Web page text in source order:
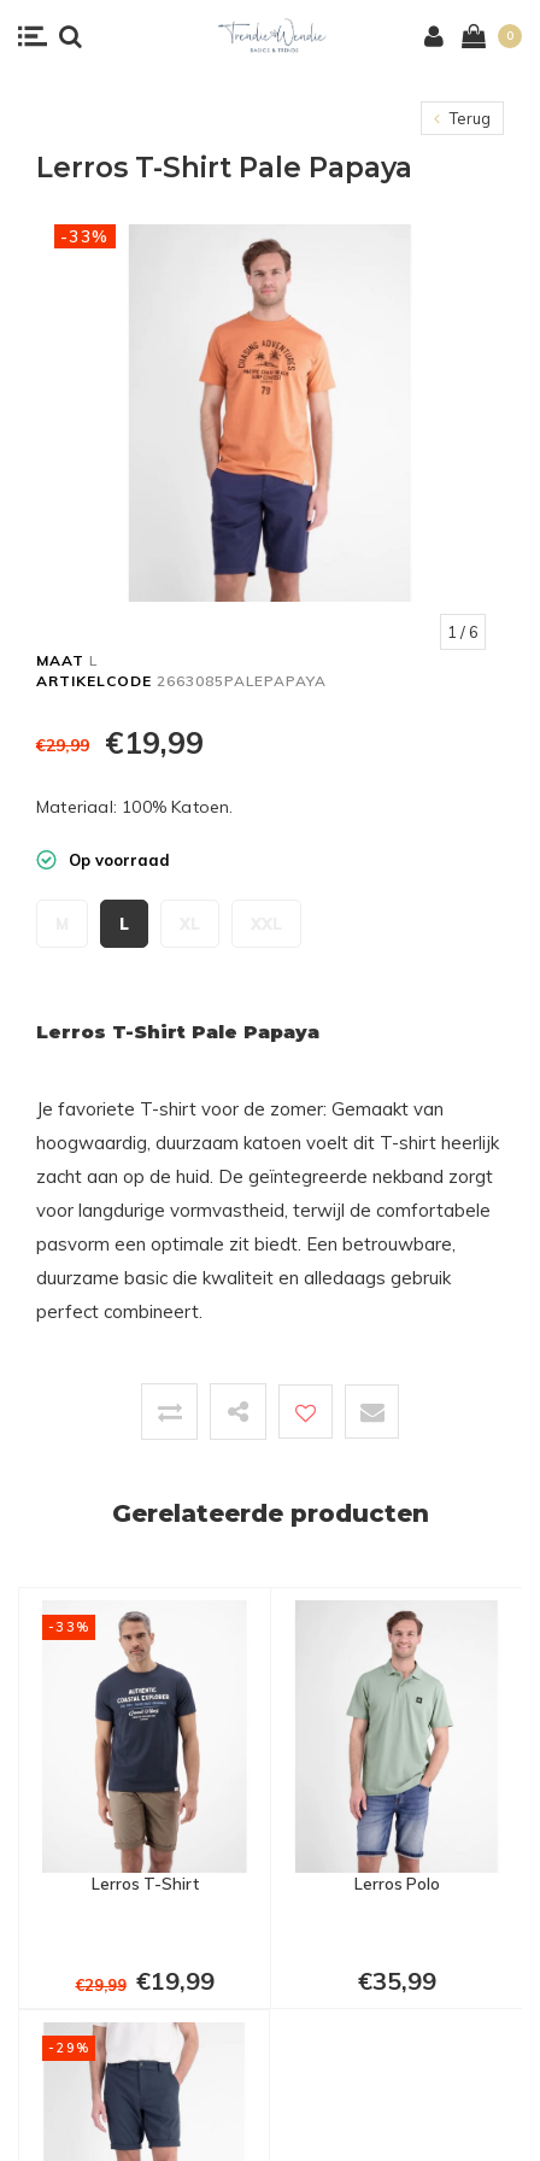
0
Terug
Lerros T-Shirt Pale Papaya
-33%
1 / 6
MAAT L
ARTIKELCODE 2663085PALEPAPAYA
€29,99 €19,99
Materiaal: 100% Katoen.
Op voorraad
L
Lerros T-Shirt Pale Papaya
Je favoriete T-shirt voor de zomer: Gemaakt van
hoogwaardig, duurzaam katoen voelt dit T-shirt heerlijk
zacht aan op de huid. De geïntegreerde nekband zorgt
voor langdurige vormvastheid, terwijl de comfortabele
pasvorm een optimale zit biedt. Een betrouwbare,
duurzame basic die kwaliteit en alledaags gebruik
perfect combineert.
Gerelateerde producten
-33%
Lerros T-Shirt
€29,99 €19,99
Lerros Polo
€35,99
-29%